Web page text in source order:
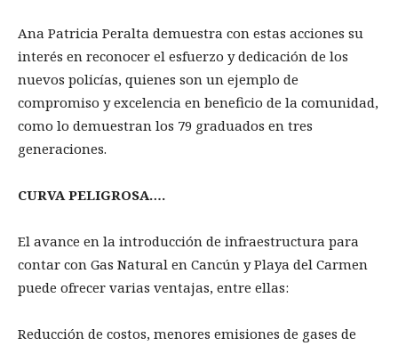
Ana Patricia Peralta demuestra con estas acciones su
interés en reconocer el esfuerzo y dedicación de los
nuevos policías, quienes son un ejemplo de
compromiso y excelencia en beneficio de la comunidad,
como lo demuestran los 79 graduados en tres
generaciones.
CURVA PELIGROSA….
El avance en la introducción de infraestructura para
contar con Gas Natural en Cancún y Playa del Carmen
puede ofrecer varias ventajas, entre ellas:
Reducción de costos, menores emisiones de gases de